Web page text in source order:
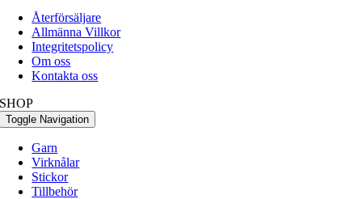
Återförsäljare
Allmänna Villkor
Integritetspolicy
Om oss
Kontakta oss
SHOP
Toggle Navigation
Garn
Virknålar
Stickor
Tillbehör